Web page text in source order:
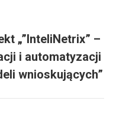
„”InteliNetrix” –
i automatyzacji
wnioskujących”